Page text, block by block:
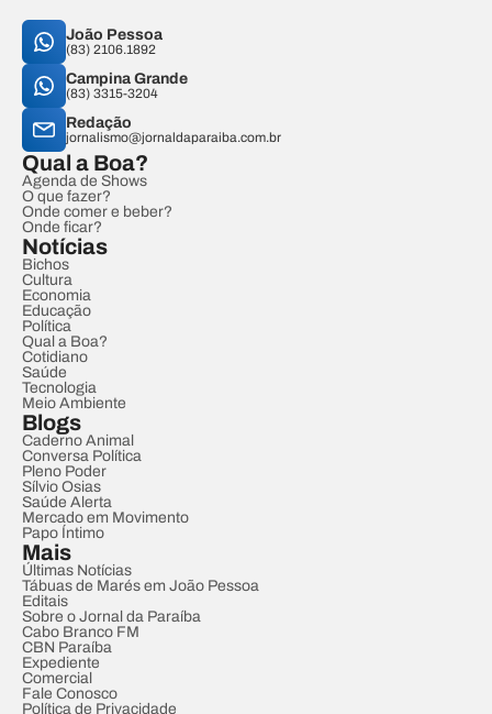
João Pessoa
(83) 2106.1892
Campina Grande
(83) 3315-3204
Redação
jornalismo@jornaldaparaiba.com.br
Qual a Boa?
Agenda de Shows
O que fazer?
Onde comer e beber?
Onde ficar?
Notícias
Bichos
Cultura
Economia
Educação
Política
Qual a Boa?
Cotidiano
Saúde
Tecnologia
Meio Ambiente
Blogs
Caderno Animal
Conversa Política
Pleno Poder
Sílvio Osias
Saúde Alerta
Mercado em Movimento
Papo Íntimo
Mais
Últimas Notícias
Tábuas de Marés em João Pessoa
Editais
Sobre o Jornal da Paraíba
Cabo Branco FM
CBN Paraíba
Expediente
Comercial
Fale Conosco
Política de Privacidade